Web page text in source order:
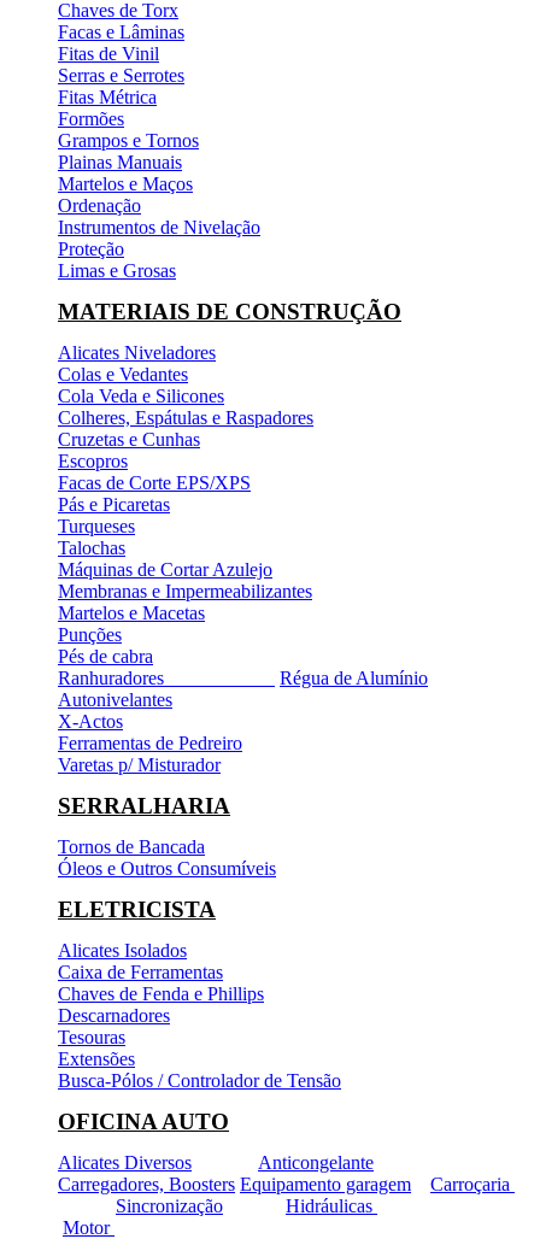
Chaves de Torx
Facas e Lâminas
Fitas de Vinil
Serras e Serrotes
Fitas Métrica
Formões
Grampos e Tornos
Plainas Manuais
Martelos e Maços
Ordenação
Instrumentos de Nivelação
Proteção
Limas e Grosas
MATERIAIS DE CONSTRUÇÃO
Alicates Niveladores
Colas e Vedantes
Cola Veda e Silicones
Colheres, Espátulas e Raspadores
Cruzetas e Cunhas
Escopros
Facas de Corte EPS/XPS
Pás e Picaretas
Turqueses
Talochas
Máquinas de Cortar Azulejo
Membranas e Impermeabilizantes
Martelos e Macetas
Punções
Pés de cabra
Ranhuradores
Régua de Alumínio
Autonivelantes
X-Actos
Ferramentas de Pedreiro
Varetas p/ Misturador
SERRALHARIA
Tornos de Bancada
Óleos e Outros Consumíveis
ELETRICISTA
Alicates Isolados
Caixa de Ferramentas
Chaves de Fenda e Phillips
Descarnadores
Tesouras
Extensões
Busca-Pólos / Controlador de Tensão
OFICINA AUTO
Alicates Diversos
Anticongelante
Carregadores, Boosters Equipamento garagem
Carroçaria
Sincronização
Hidráulicas
Motor